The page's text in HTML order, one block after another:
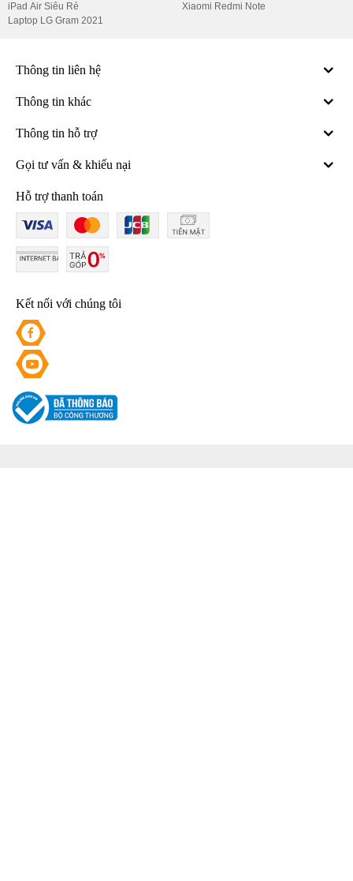
iPad Air Siêu Rẻ
Laptop LG Gram 2021
Xiaomi Redmi Note
Thông tin liên hệ
Thông tin khác
Thông tin hỗ trợ
Gọi tư vấn & khiếu nại
Hỗ trợ thanh toán
Kết nối với chúng tôi